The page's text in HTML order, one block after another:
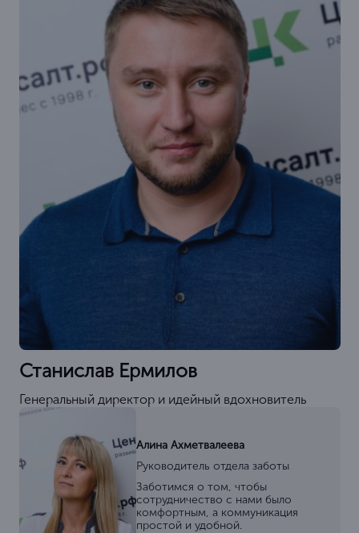
Станислав Ермилов
Генеральный директор и идейный вдохновитель
Алина Ахметвалеева
Руководитель отдела заботы
Заботимся о том, чтобы
сотрудничество с нами было
комфортным, а коммуникация
простой и удобной.